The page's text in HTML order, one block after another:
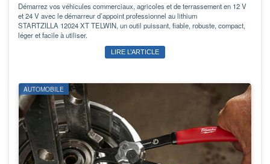
Démarrez vos véhicules commerciaux, agricoles et de terrassement en 12 V
et 24 V avec le démarreur d’appoint professionnel au lithium
STARTZILLA 12024 XT TELWIN, un outil puissant, fiable, robuste, compact,
léger et facile à utiliser.
LIRE L’ARTICLE
AUTOMOBILE